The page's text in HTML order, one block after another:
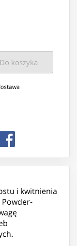
Do koszyka
i kwitnienia